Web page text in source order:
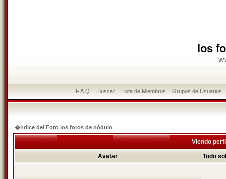
los
F.A.Q. Buscar Lista de Miembros Grupos de Usuarios
�ndice del Foro los foros de nódulo
Viendo
Avatar Todo